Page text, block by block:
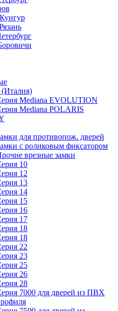
Mediana EVOLUTION
Mediana POLARIS
для противопож. дверей
с роликовым фиксатором
врезные замки
10
12
13
14
15
16
17
18
18
22
23
25
26
28
7000 для дверей из ПВХ